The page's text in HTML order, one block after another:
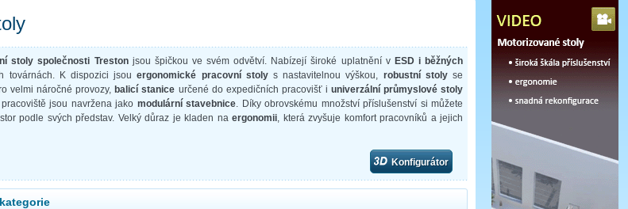
stoly společnosti Trestonjsou špičkou ve svém odvětví. Nabízejí široké uplatnění v ESD i běžných
továrnách. K dispozici jsouergonomické pracovní stolys nastavitelnou výškou, robustní stolyse
velmi náročné provozy,balicí stanice určené do expedičních pracovišť i univerzální průmyslové stoly
jsou navržena jako modulární stavebnice . Díky obrovskému množství příslušenství si můžete
podle svých představ. Velký důraz je kladen naergonomii , která zvyšuje komfort pracovníků a jejich
Konfigurátor